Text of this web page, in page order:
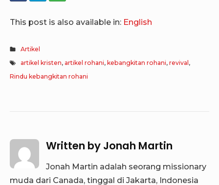
This post is also available in: English
Artikel
artikel kristen, artikel rohani, kebangkitan rohani,revival ,
Rindu kebangkitan rohani
Written by Jonah Martin
Jonah Martin adalah seorang missionary
muda dari Canada, tinggal di Jakarta, Indonesia